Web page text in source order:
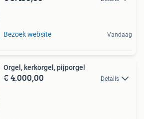
Bezoek website Vandaag
Orgel, kerkorgel, pijporgel
€ 4.000,00 Details